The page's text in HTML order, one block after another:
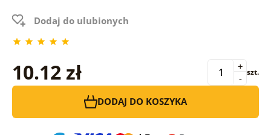
Dodaj do ulubionych
10.12 zł -
+ szt.
DODAJ DO KOSZYKA